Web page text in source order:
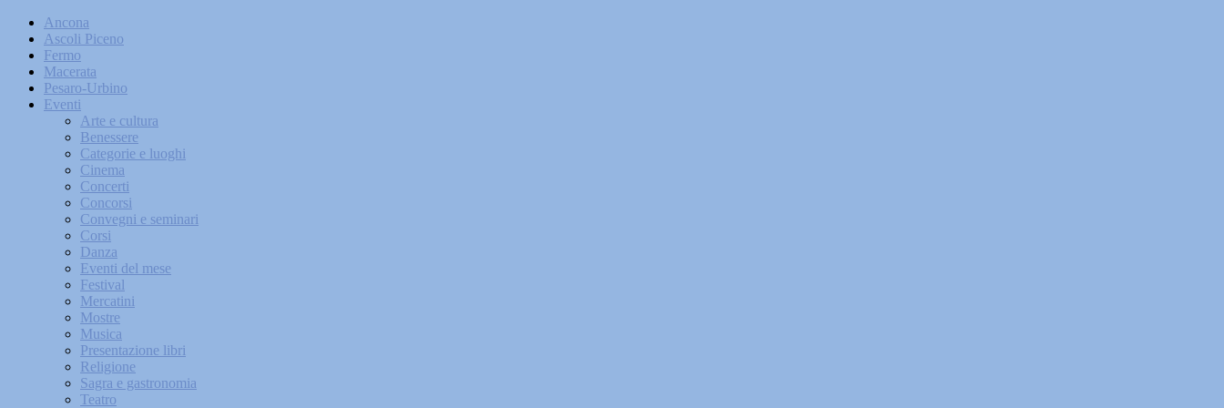
Ancona
Ascoli Piceno
Fermo
Macerata
Pesaro-Urbino
Eventi
Arte e cultura
Benessere
Categorie e luoghi
Cinema
Concerti
Concorsi
Convegni e seminari
Corsi
Danza
Eventi del mese
Festival
Mercatini
Mostre
Musica
Presentazione libri
Religione
Sagra e gastronomia
Teatro